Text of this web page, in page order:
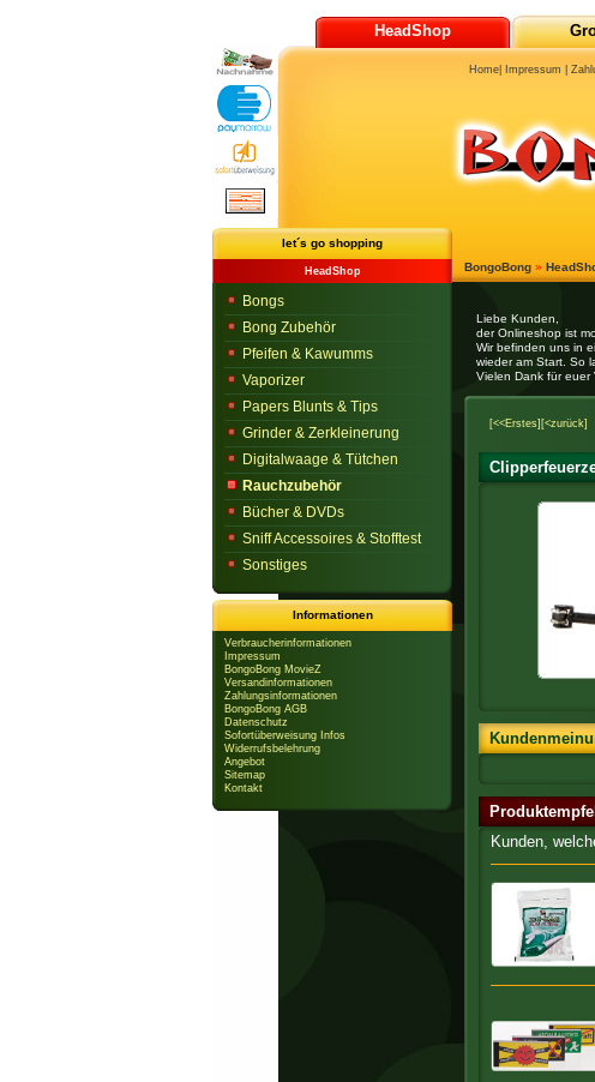
Liebe Kunden,
der Onlineshop ist
Wir befinden uns in
wieder am Start. So
Vielen Dank für euer
[<<Erstes] [<zurück]
Kunden,
BongoBong »
let´s go shopping
HeadShop
Bongs
Bong Zubehör
Pfeifen & Kawumms
Vaporizer
Papers Blunts & Tips
Grinder & Zerkleinerung
Digitalwaage & Tütchen
Rauchzubehör
Bücher & DVDs
Sniff Accessoires & Stofftest
Sonstiges
Informationen
Verbraucherinformationen
Impressum
BongoBong MovieZ
Versandinformationen
Zahlungsinformationen
BongoBong AGB
Datenschutz
Sofortüberweisung Infos
Widerrufsbelehrung
Angebot
Sitemap
Kontakt
HeadShop
Home| Impressum